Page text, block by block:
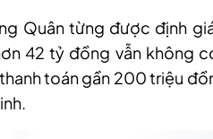
Quân từng được định
42 tỷ đồng vẫn không
toán gần 200 triệu